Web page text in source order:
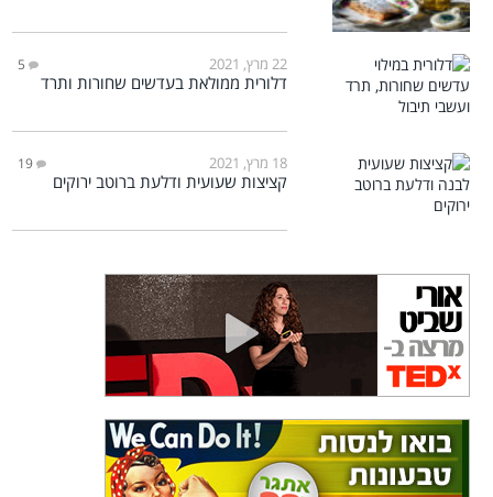
22 מרץ, 2021 5
דלורית ממולאת בעדשים שחורות ותרד
18 מרץ, 2021 19
קציצות שעועית ודלעת ברוטב ירוקים